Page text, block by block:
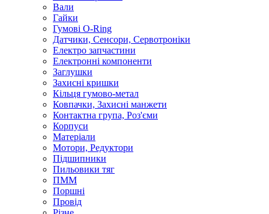
Вали
Гайки
Гумові O-Ring
Датчики, Сенсори, Сервотроніки
Електро запчастини
Електронні компоненти
Заглушки
Захисні кришки
Кільця гумово-метал
Ковпачки, Захисні манжети
Контактна група, Роз'єми
Корпуси
Матеріали
Мотори, Редуктори
Підшипники
Пильовики тяг
ПММ
Поршні
Провід